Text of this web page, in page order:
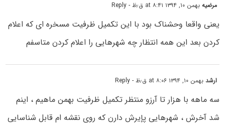
مرضیهبهمن ۱۰, ۱۳۹۴ at ۸:۴۱ ق٫ظ - Reply
یعنی واقعا وحشناک بود با این تکمیل ظرفیت مسخره ای که اعلام
کردن بعد این همه انتظار چه شهرهایی را اعلام کردن متاسفم
ارشدبهمن ۱۰, ۱۳۹۴ at ۸:۰۶ ق٫ظ - Reply
سه ماهه با هزار تا آرزو منتظر تکمیل ظرفیت بهمن ماهیم ، اینم
شد آخرش ، شهرهایی پإیرش دارن که روی نقشه ام قابل شناسایی